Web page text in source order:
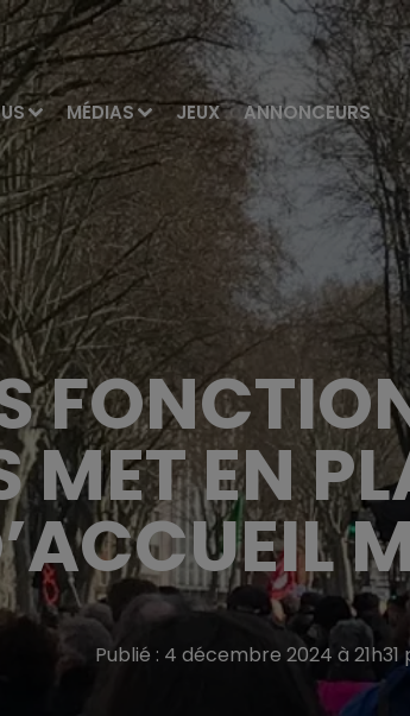
MÉDIAS JEUX ANNONCEURS
MET EN
Publié : 4 décembre 2024 à